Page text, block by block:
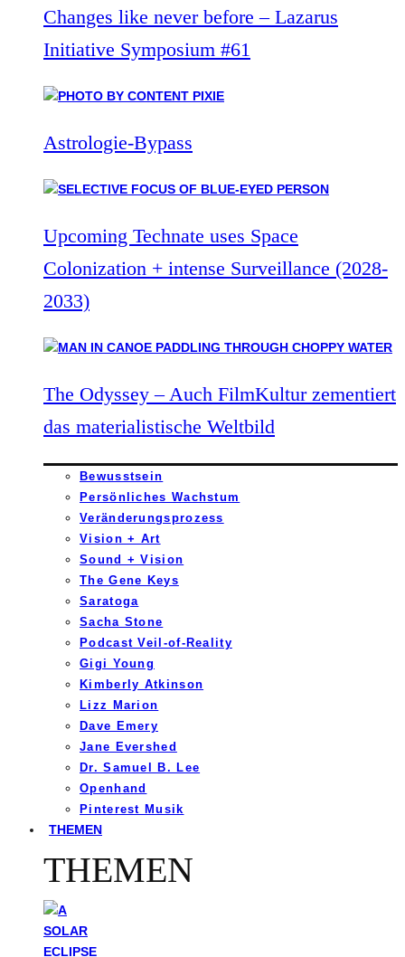
Changes like never before – Lazarus
Initiative Symposium #61
Astrologie-Bypass
Upcoming Technate uses Space
Colonization + intense Surveillance (2028-
2033)
The Odyssey – Auch FilmKultur zementiert
das materialistische Weltbild
Bewusstsein
Persönliches Wachstum
Veränderungsprozess
Vision + Art
Sound + Vision
The Gene Keys
Saratoga
Sacha Stone
Podcast Veil-of-Reality
Gigi Young
Kimberly Atkinson
Lizz Marion
Dave Emery
Jane Evershed
Dr. Samuel B. Lee
Openhand
Pinterest Musik
THEMEN
THEMEN